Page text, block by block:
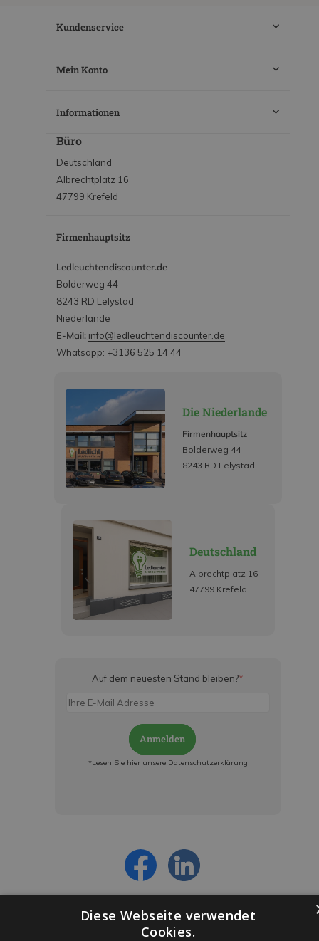
Kundenservice
Mein Konto
Informationen
Büro
Deutschland
Albrechtplatz 16
47799 Krefeld
Firmenhauptsitz
Ledleuchtendiscounter.de
Bolderweg 44
8243 RD Lelystad
Niederlande
E-Mail: info@ledleuchtendiscounter.de
Whatsapp: +3136 525 14 44
Die Niederlande
Firmenhauptsitz
Bolderweg 44
8243 RD Lelystad
Deutschland
Albrechtplatz 16
47799 Krefeld
Auf dem neuesten Stand bleiben?*
Anmelden
*Lesen Sie hier unsere Datenschutzerklärung
Diese Webseite verwendet
Cookies.